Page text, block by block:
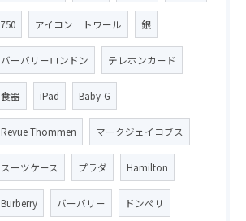
750 アイコン トワール 銀
バーバリーロンドン テレホンカード
食器 iPad Baby-G
Revue Thommen マークジェイコブス
スーツケース プラダ Hamilton
Burberry バーバリー ドンペリ